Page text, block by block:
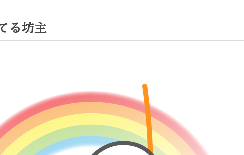
る坊主